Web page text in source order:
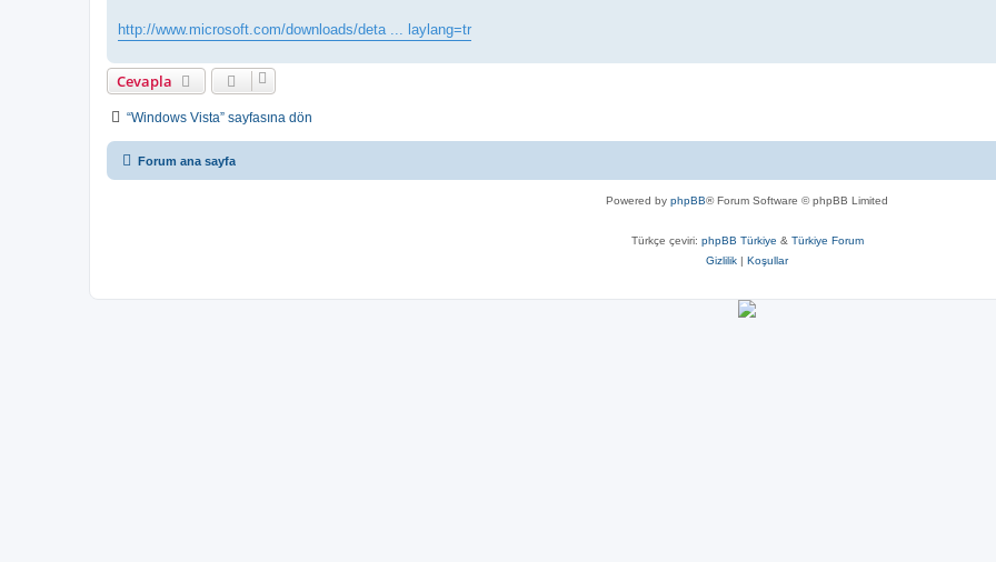
http://www.microsoft.com/downloads/deta ... laylang=tr
Cevapla
“Windows Vista” sayfasına dön
Forum ana sayfa
Powered by phpBB® Forum Software © phpBB Limited
Türkçe çeviri: phpBB Türkiye & Türkiye Forum
Gizlilik | Koşullar